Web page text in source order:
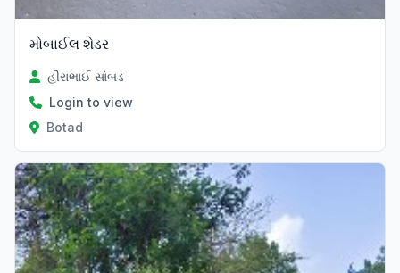
મોબાઈલ શેડર
હીરાભાઈ સાંબડ
Login to view
Botad